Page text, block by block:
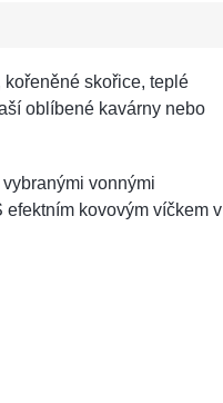
skořice, teplé
oblíbené kavárny nebo
vonnými
efektním kovovým víčkem v